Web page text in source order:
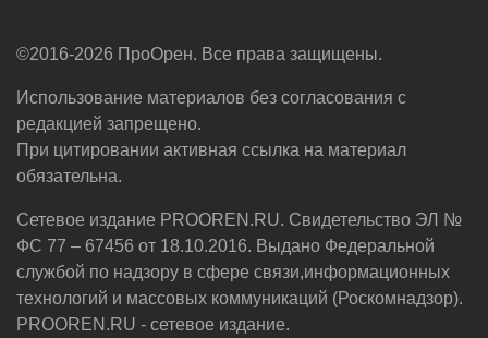
©2016-2026 ПроОрен. Все права защищены.
Использование материалов без согласования с
редакцией запрещено.
При цитировании активная ссылка на материал
обязательна.
Сетевое издание PROOREN.RU. Свидетельство ЭЛ №
ФС 77 – 67456 от 18.10.2016. Выдано Федеральной
службой по надзору в сфере связи,информационных
технологий и массовых коммуникаций (Роскомнадзор).
PROOREN.RU - сетевое издание.